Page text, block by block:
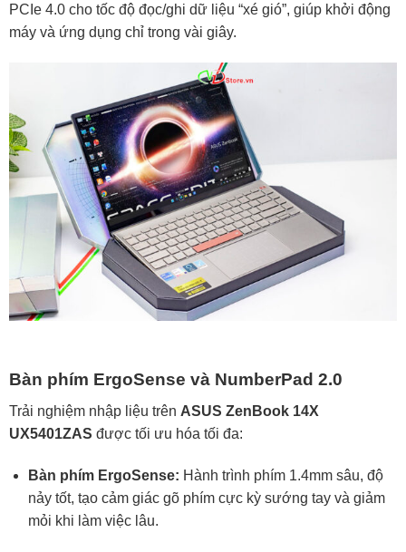
PCIe 4.0 cho tốc độ đọc/ghi dữ liệu “xé gió”, giúp khởi động
máy và ứng dụng chỉ trong vài giây.
Bàn phím ErgoSense và NumberPad 2.0
Trải nghiệm nhập liệu trên ASUS ZenBook 14X
UX5401ZAS được tối ưu hóa tối đa:
Bàn phím ErgoSense: Hành trình phím 1.4mm sâu, độ
nảy tốt, tạo cảm giác gõ phím cực kỳ sướng tay và giảm
mỏi khi làm việc lâu.